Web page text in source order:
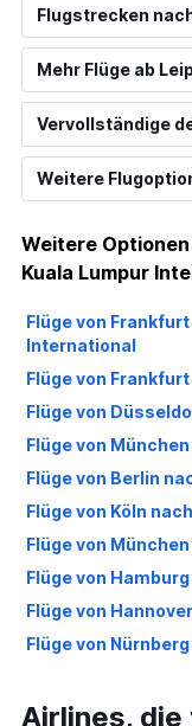
Flugstrecken
Mehr Flüge ab
Vervollständige
Weitere
Weitere
Kuala Lumpur
Flüge von
International
Flüge von
Flüge von
Flüge von
Flüge von Berlin
Flüge von Köln
Flüge von
Flüge von
Flüge von
Flüge von
Flüge von Bremen
Airlines, die